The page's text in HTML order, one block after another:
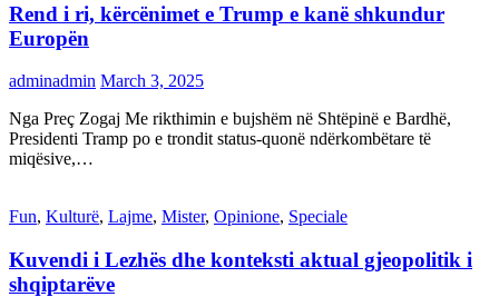
Rend i ri, kërcënimet e Trump e kanë shkundur
Europën
adminadmin March 3, 2025
Nga Preç Zogaj Me rikthimin e bujshëm në Shtëpinë e Bardhë,
Presidenti Tramp po e trondit status-quonë ndërkombëtare të
miqësive,…
Fun, Kulturë, Lajme, Mister, Opinione, Speciale
Kuvendi i Lezhës dhe konteksti aktual gjeopolitik i
shqiptarëve